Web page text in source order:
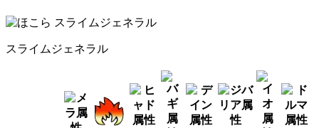
スライムジェネラル